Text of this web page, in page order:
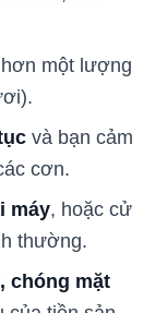
một lượng
và bạn cảm
cơn.
máy, hoặc cử
thường.
chóng mặt